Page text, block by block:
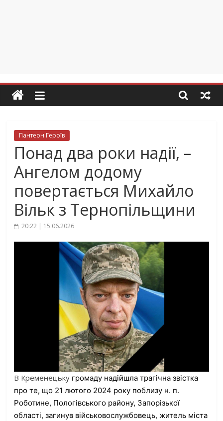
Пантеон Героїв
Понад два роки надії, –
Ангелом додому
повертається Михайло
Вільк з Тернопільщини
20:22 | 15.06.2026
В Кременецьку громаду надійшла трагічна звістка
про те, що 21 лютого 2024 року поблизу н. п.
Роботине, Пологівського району, Запорізької
області, загинув військовослужбовець, житель міста